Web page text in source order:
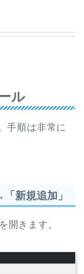
ル
手順は非常に
新規追加」
開きます。